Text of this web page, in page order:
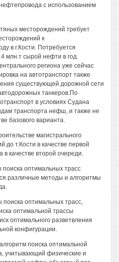
с использованием
месторождений требует
к
в г.Кости. Потребуется
млн.т сырой нефти в год.
региона уже сейчас
на автотранспорт также
существующей дорожной сети
танкеров.По
в условиях Судана
транспорта нефш, и также не
базового варианта.
магистрального
т.Кости в качестве первой
в качестве второй очереди.
поиска оптимальных трасс
различные методы и алгоритмы
оптимальных трасс,
оптимальной трассы
оптимального разветвления
конфигурации.
поиска оптимальной
учитывающий физические и